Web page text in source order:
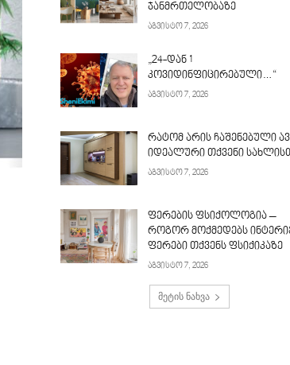
ჯანმრთელობაზე
აგვისტო 7, 2026
„24-დან 1
კოვიდინფიცირებული…“
აგვისტო 7, 2026
რატომ არის ჩაშენებული
იდეალური თქვენი
აგვისტო 7, 2026
ფერების ფსიქოლოგია –
როგორ მოქმედებს
ფერები თქვენს ფსიქიკაზე
აგვისტო 7, 2026
მეტის ნახვა